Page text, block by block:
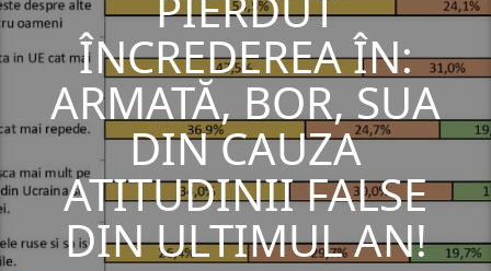
ÎNCREDEREA ÎN:
ARMATĂ, BOR, SUA
DIN CAUZA
ATITUDINII FALSE
DIN ULTIMUL AN!